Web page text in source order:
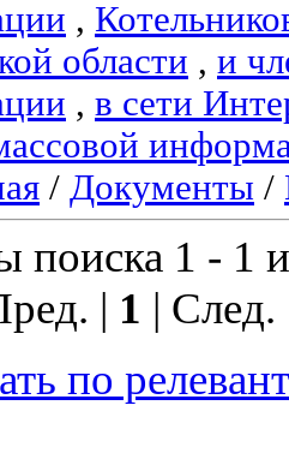
,
области , и
, в сети
/ Документы /
поиска 1 - 1
| 1 |
по